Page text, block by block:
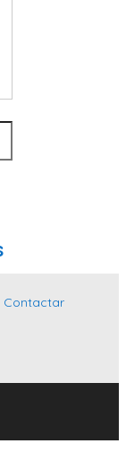
Contactar